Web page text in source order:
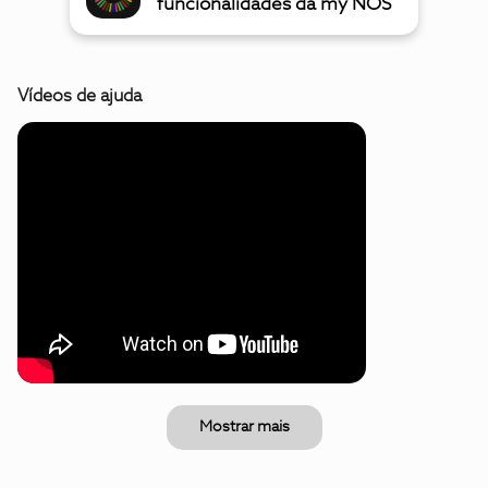
funcionalidades da my NOS
Vídeos de ajuda
Mostrar mais